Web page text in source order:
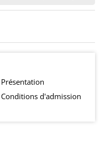
Présentation
Conditions d'admission